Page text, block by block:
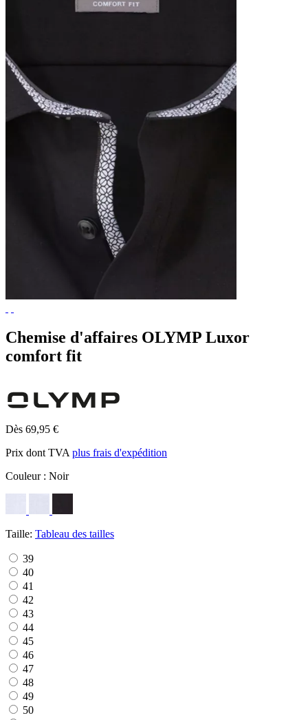
Chemise d'affaires OLYMP Luxor
comfort fit
Dès 69,95 €
Prix dont TVA plus frais d'expédition
Couleur : Noir
Taille: Tableau des tailles
39
40
41
42
43
44
45
46
47
48
49
50